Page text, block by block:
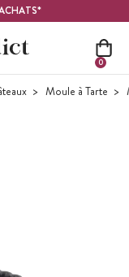
0
Moule à Tarte